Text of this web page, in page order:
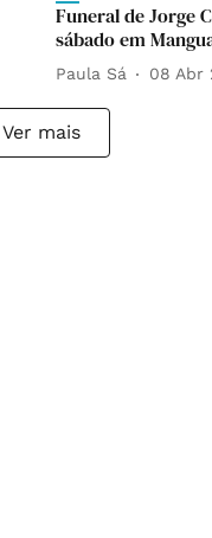
Funeral de Jorge
sábado em
Paula Sá 08 Abr
Ver mais